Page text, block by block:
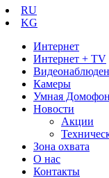
RU
KG
Интернет
Интернет + TV
Камеры
Умная
Новости
Акции
Зона охвата
О нас
Контакты